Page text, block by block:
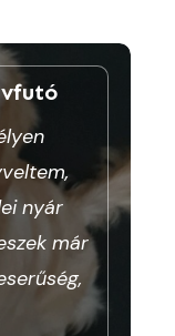
nyár
már